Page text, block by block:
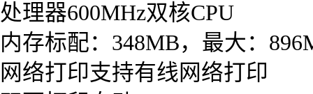
处理器600MHz双核CPU
内存标配：348MB，最大：
网络打印支持有线网络打印